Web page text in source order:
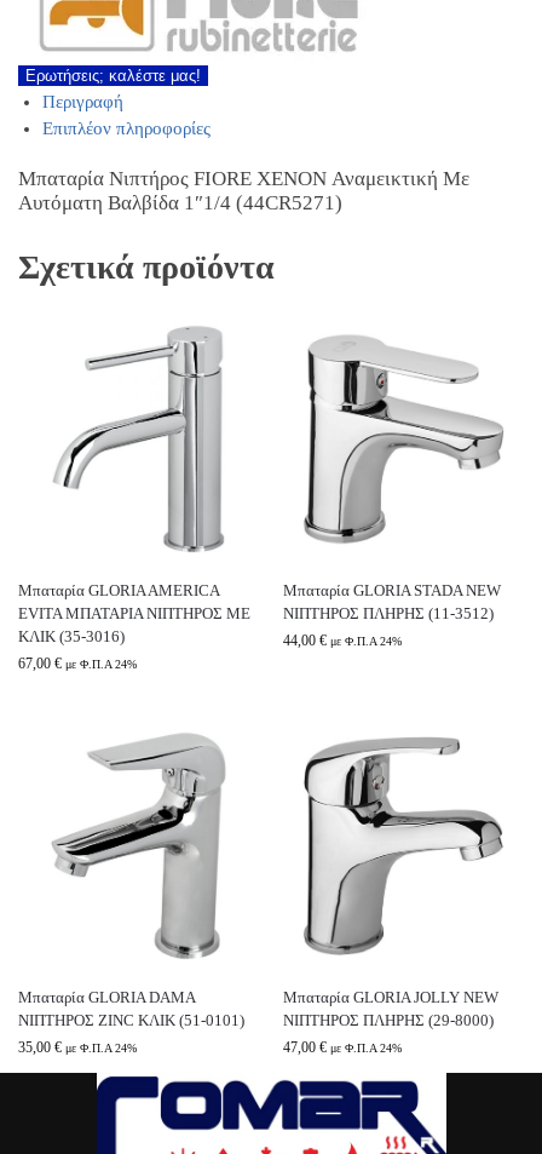
Ερωτήσεις; καλέστε μας!
Περιγραφή
Επιπλέον πληροφορίες
Μπαταρία Νιπτήρος FIORE XENON Αναμεικτική Με
Αυτόματη Βαλβίδα 1″1/4 (44CR5271)
Σχετικά προϊόντα
Μπαταρία GLORIA AMERICA
EVITA ΜΠΑΤΑΡΙΑ ΝΙΠΤΗΡΟΣ ΜΕ
ΚΛΙΚ (35-3016)
67,00 € με Φ.Π.Α 24%
Μπαταρία GLORIA STADA NEW
ΝΙΠΤΗΡΟΣ ΠΛΗΡΗΣ (11-3512)
44,00 € με Φ.Π.Α 24%
Μπαταρία GLORIA DAMA
ΝΙΠΤΗΡΟΣ ZINC ΚΛΙΚ (51-0101)
35,00 € με Φ.Π.Α 24%
Μπαταρία GLORIA JOLLY NEW
ΝΙΠΤΗΡΟΣ ΠΛΗΡΗΣ (29-8000)
47,00 € με Φ.Π.Α 24%